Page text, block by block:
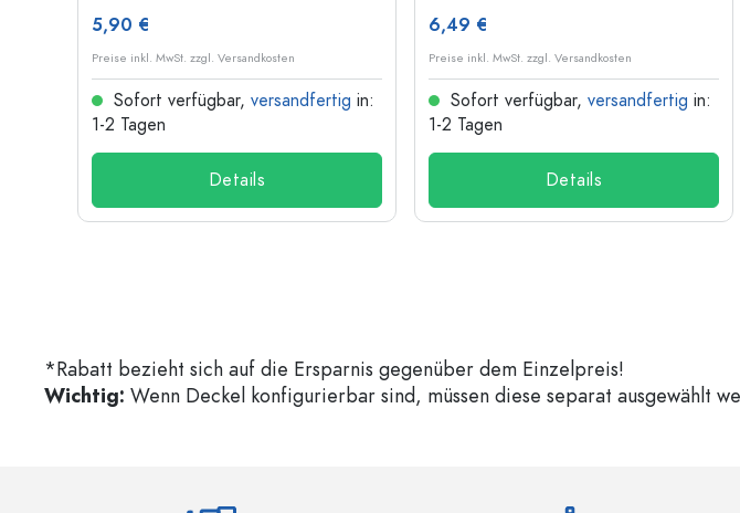
5,90 €
Preise inkl. MwSt. zzgl. Versandkosten
Sofort verfügbar, versandfertig in:
1-2 Tagen
Details
6,49 €
Preise inkl. MwSt. zzgl. Versandkosten
Sofort verfügbar, versandfertig in:
1-2 Tagen
Details
*Rabatt bezieht sich auf die Ersparnis gegenüber dem Einzelpreis!
Wichtig: Wenn Deckel konfigurierbar sind, müssen diese separat ausgewählt